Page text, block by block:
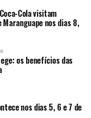
Cola visitam
nos dias 8,
os benefícios das
nos dias 5, 6 e 7 de